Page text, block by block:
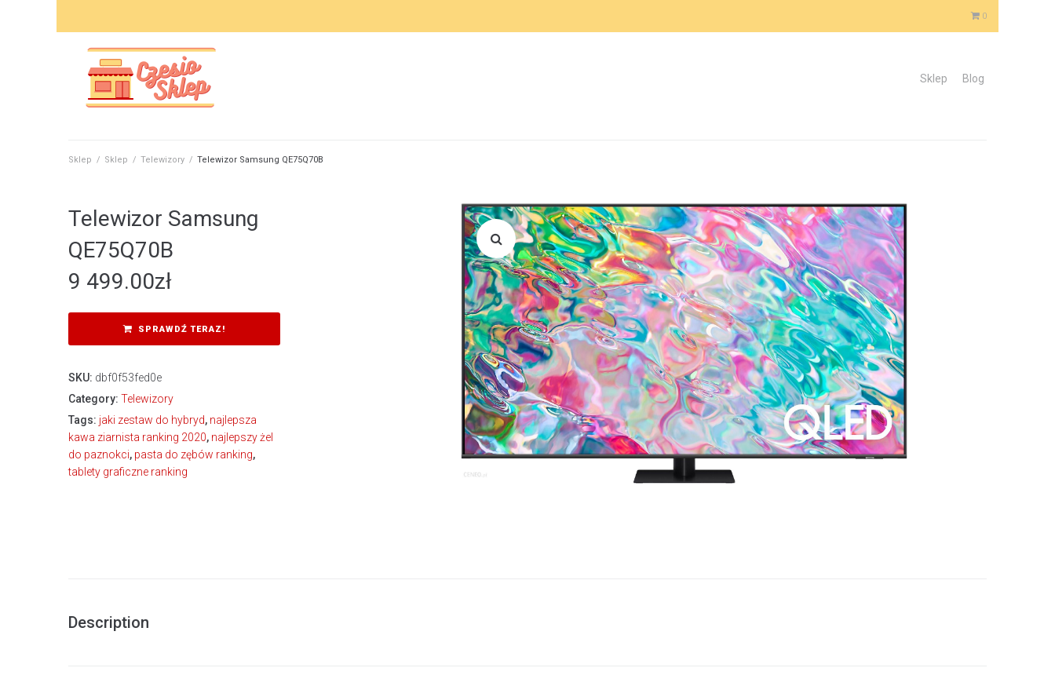
0
Sklep Blog
Sklep / Sklep / Telewizory / Telewizor Samsung QE75Q70B
Telewizor Samsung
QE75Q70B
9 499.00zł
SPRAWDŹ TERAZ!
SKU: dbf0f53fed0e
Category: Telewizory
Tags: jaki zestaw do hybryd, najlepsza
kawa ziarnista ranking 2020, najlepszy żel
do paznokci, pasta do zębów ranking,
tablety graficzne ranking
Description